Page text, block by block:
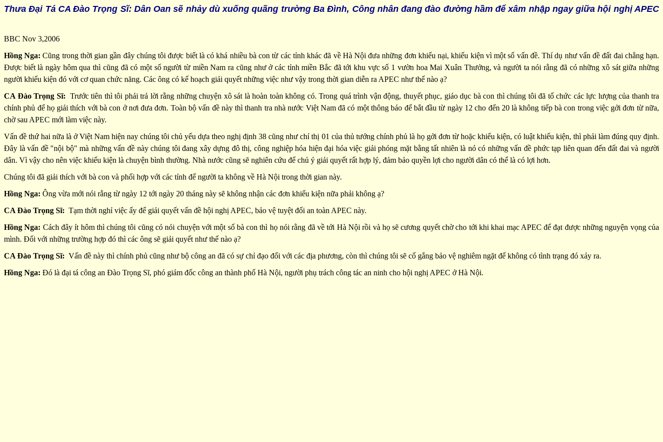
Thưa Ðại Tá CA Đào Trọng Sĩ: Dân Oan sẽ nhảy dù xuống quãng trường Ba Ðình, Công nhân đang đào đường hầm để xâm nhập ngay giữa hội nghị APEC
BBC Nov 3,2006
Hồng Nga:Cũng trong thời gian gần đây chúng tôi được biết là có khá nhiều bà con từ các tỉnh khác đã về Hà Nội đưa những đơn khiếu nại, khiếu kiện vì một số vấn đề. Thí dụ như vấn đề đất đai chẳng hạn.
Được biết là ngày hôm qua thì cũng đã có một số người từ miền Nam ra cũng như ở các tỉnh miền Bắc đã tới khu vực số 1 vườn hoa Mai Xuân Thưởng, và người ta nói rằng đã có những xô sát giữa những
người khiếu kiện đó với cơ quan chức năng. Các ông có kế hoạch giải quyết những việc như vậy trong thời gian diễn ra APEC như thế nào ạ?
CA Đào Trọng Sĩ: Trước tiên thì tôi phải trả lời rằng những chuyện xô sát là hoàn toàn không có. Trong quá trình vận động, thuyết phục, giáo dục bà con thì chúng tôi đã tổ chức các lực lượng của thanh tra
chính phủ để họ giải thích với bà con ở nơi đưa đơn. Toàn bộ vấn đề này thì thanh tra nhà nước Việt Nam đã có một thông báo để bắt đầu từ ngày 12 cho đến 20 là không tiếp bà con trong việc gởi đơn từ nữa,
chờ sau APEC mới làm việc này.
Vấn đề thứ hai nữa là ở Việt Nam hiện nay chúng tôi chủ yếu dựa theo nghị định 38 cũng như chỉ thị 01 của thủ tướng chính phủ là họ gởi đơn từ hoặc khiếu kiện, có luật khiếu kiện, thì phải làm đúng quy định.
Đây là vấn đề "nội bộ" mà những vấn đề này chúng tôi đang xây dựng đô thị, công nghiệp hóa hiện đại hóa việc giải phóng mặt bằng tất nhiên là nó có những vấn đề phức tạp liên quan đến đất đai và người
dân. Vì vậy cho nên việc khiếu kiện là chuyện bình thường. Nhà nước cũng sẽ nghiên cứu để chủ ý giải quyết rất hợp lý, đảm bảo quyền lợi cho người dân có thể là có lợi hơn.
Chúng tôi đã giải thích với bà con và phối hợp với các tỉnh để người ta không về Hà Nội trong thời gian này.
Hồng Nga: Ông vừa mới nói rằng từ ngày 12 tới ngày 20 tháng này sẽ không nhận các đơn khiếu kiện nữa phải không ạ?
CA Đào Trọng Sĩ: Tạm thời nghỉ việc ấy để giải quyết vấn đề hội nghị APEC, bảo vệ tuyệt đối an toàn APEC này.
Hồng Nga: Cách đây ít hôm thì chúng tôi cũng có nói chuyện với một số bà con thì họ nói rằng đã về tới Hà Nội rồi và họ sẽ cương quyết chờ cho tới khi khai mạc APEC để đạt được những nguyện vọng của
mình. Đối với những trường hợp đó thì các ông sẽ giải quyết như thế nào ạ?
CA Đào Trọng Sĩ: Vấn đề này thì chính phủ cũng như bộ công an đã có sự chỉ đạo đối với các địa phương, còn thì chúng tôi sẽ cố gắng bảo vệ nghiêm ngặt để không có tình trạng đó xảy ra.
Hồng Nga: Đó là đại tá công an Đào Trọng Sĩ, phó giám đốc công an thành phố Hà Nội, người phụ trách công tác an ninh cho hội nghị APEC ở Hà Nội.